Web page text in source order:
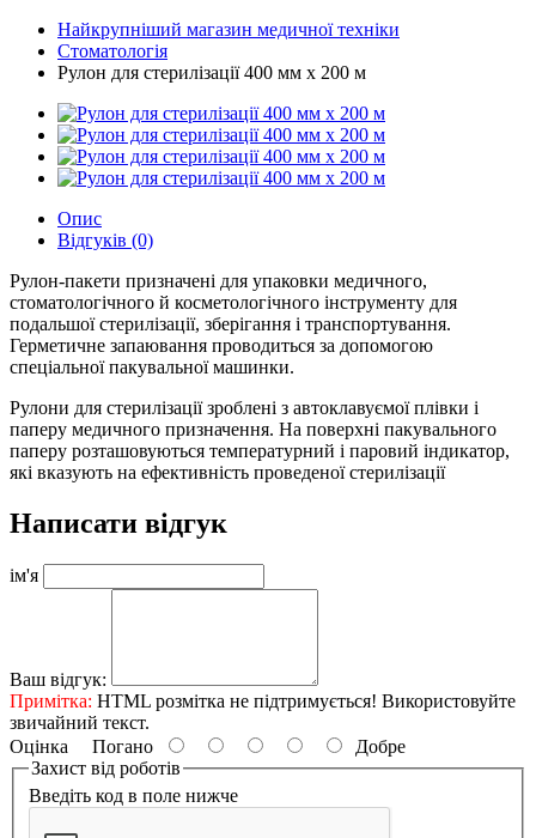
Найкрупніший магазин медичної техніки
Стоматологія
Рулон для стерилізації 400 мм х 200 м
Опис
Відгуків (0)
Рулон-пакети призначені для упаковки медичного,
стоматологічного й косметологічного інструменту для
подальшої стерилізації, зберігання і транспортування.
Герметичне запаювання проводиться за допомогою
спеціальної пакувальної машинки.
Рулони для стерилізації зроблені з автоклавуємої плівки і
паперу медичного призначення. На поверхні пакувального
паперу розташовуються температурний і паровий індикатор,
які вказують на ефективність проведеної стерилізації
Написати відгук
ім'я
Ваш відгук:
Примітка: HTML розмітка не підтримується! Використовуйте
звичайний текст.
Оцінка Погано
Добре
Захист від роботів
Введіть код в поле нижче